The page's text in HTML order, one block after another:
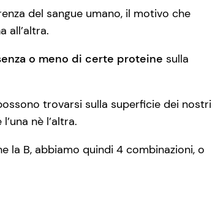
del sangue umano, il motivo che
all’altra.
o meno di certe proteine sulla
trovarsi sulla superficie dei nostri
nè l’altra.
la B, abbiamo quindi 4 combinazioni, o